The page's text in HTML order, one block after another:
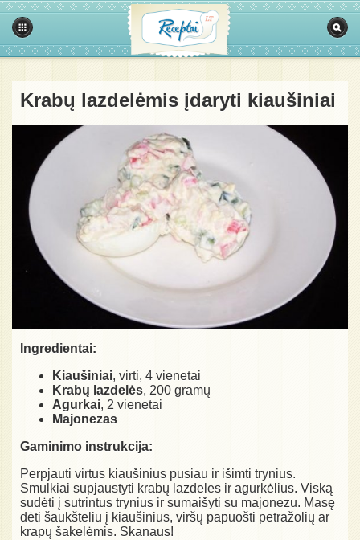
Krabų lazdelėmis įdaryti kiaušiniai
Ingredientai:
Kiaušiniai, virti, 4 vienetai
Krabų lazdelės, 200 gramų
Agurkai, 2 vienetai
Majonezas
Gaminimo instrukcija:
Perpjauti virtus kiaušinius pusiau ir išimti trynius.
Smulkiai supjaustyti krabų lazdeles ir agurkėlius. Viską
sudėti į sutrintus trynius ir sumaišyti su majonezu. Masę
dėti šaukšteliu į kiaušinius, viršų papuošti petražolių ar
krapų šakelėmis. Skanaus!